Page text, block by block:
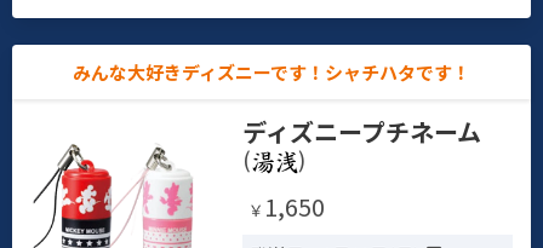
みんな大好きディズニーです！シャチハタです！
ディズニープチネーム
( )
￥ 1,650